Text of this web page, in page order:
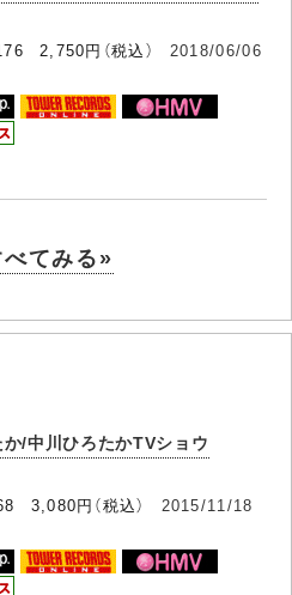
2,750円（税込） 2018/06/06
べてみる»
/中川ひろたかTVショウ
3,080円（税込） 2015/11/18